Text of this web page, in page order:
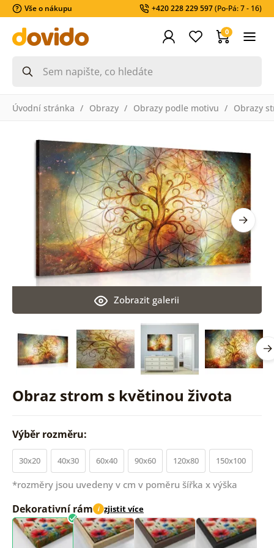
Vše o nákupu +420 228 229 597(Po-Pá: 7 - 16)
0
Úvodní stránka Obrazy Obrazy podle motivu Obrazy
Obraz strom s květinou života
Zobrazit galerii
Výběr rozměru:
30x20 40x30 60x40 90x60 120x80 150x100
*rozměry jsou uvedeny v cm v poměru šířka x výška
Dekorativní rám i zjistit více